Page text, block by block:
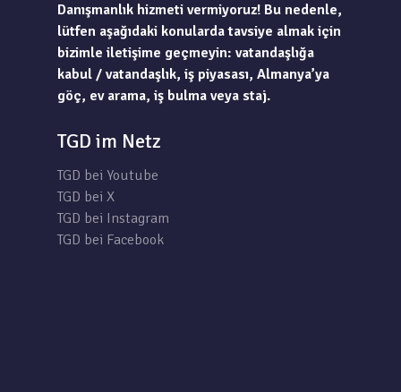
Danışmanlık hizmeti vermiyoruz! Bu nedenle,
lütfen aşağıdaki konularda tavsiye almak için
bizimle iletişime geçmeyin: vatandaşlığa
kabul / vatandaşlık, iş piyasası, Almanya’ya
göç, ev arama, iş bulma veya staj.
TGD im Netz
TGD bei Youtube
TGD bei X
TGD bei Instagram
TGD bei Facebook